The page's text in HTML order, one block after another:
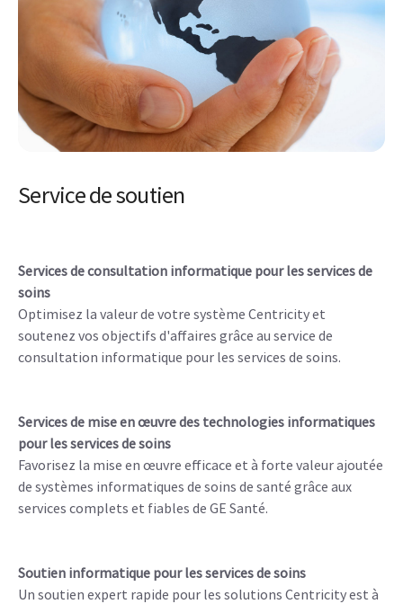
Service de soutien
Services de consultation informatique pour les services de
soins
Optimisez la valeur de votre système Centricity et
soutenez vos objectifs d'affaires grâce au service de
consultation informatique pour les services de soins.
Services de mise en œuvre des technologies informatiques
pour les services de soins
Favorisez la mise en œuvre efficace et à forte valeur ajoutée
de systèmes informatiques de soins de santé grâce aux
services complets et fiables de GE Santé.
Soutien informatique pour les services de soins
Un soutien expert rapide pour les solutions Centricity est à